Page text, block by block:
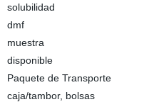
solubilidad
dmf
muestra
disponible
Paquete de Transporte
caja/tambor, bolsas